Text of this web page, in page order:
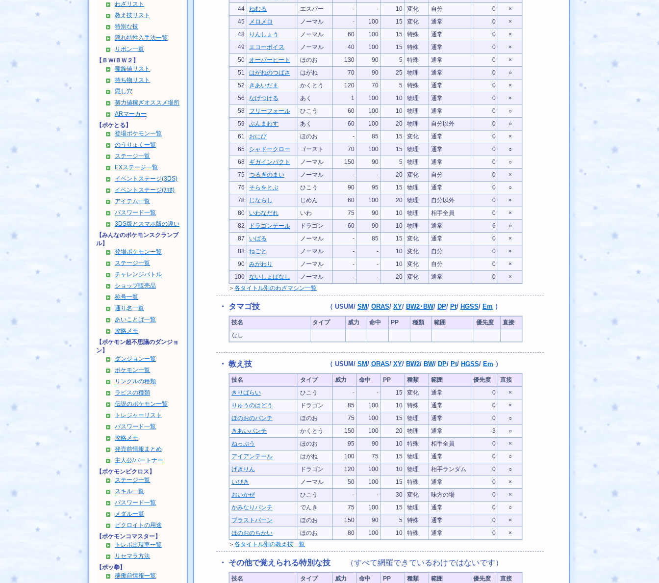
わざリスト
教え技リスト
特別な技
隠れ特性入手法一覧
リボン一覧
【ＢＷ/ＢＷ２】
種族値リスト
持ち物リスト
隠し穴
努力値稼ぎオススメ場所
ARマーカー
【ポケとる】
登場ポケモン一覧
のうりょく一覧
ステージ一覧
EXステージ一覧
イベントステージ(3DS)
イベントステージ(ｽﾏﾎ)
アイテム一覧
パスワード一覧
3DS版とスマホ版の違い
【みんなのポケモンスクランブ
ル】
登場ポケモン一覧
ステージ一覧
チャレンジバトル
ショップ販売品
称号一覧
通り名一覧
あいことば一覧
攻略メモ
【ポケモン超不思議のダンジョ
ン】
ダンジョン一覧
ポケモン一覧
リングルの種類
ラピスの種類
伝説のポケモン一覧
トレジャーリスト
パスワード一覧
攻略メモ
発売前情報まとめ
主人公/パートナー
【ポケモンピクロス】
ステージ一覧
スキル一覧
パスワード一覧
メダル一覧
ピクロイトの用途
【ポケモンコマスター】
トレボ出現率一覧
リセマラ方法
【ポッ拳】
稼働前情報一覧
44
ねむる エスパー - - 10 変化 自分 0
×
45
メロメロ ノーマル - 100 15 変化 通常 0
×
48
りんしょう ノーマル 60 100 15 特殊 通常 0
×
49
エコーボイス ノーマル 40 100 15 特殊 通常 0
×
50
オーバーヒート ほのお 130 90 5 特殊 通常 0
×
51
はがねのつばさ はがね 70 90 25 物理 通常 0
○
52
きあいだま かくとう 120 70 5 特殊 通常 0
×
56
なげつける あく 1 100 10 物理 通常 0
×
58
フリーフォール ひこう 60 100 10 物理 通常 0
○
59
ぶんまわす あく 60 100 20 物理 自分以外 0
○
61
おにび ほのお - 85 15 変化 通常 0
×
65
シャドークロー ゴースト 70 100 15 物理 通常 0
○
68
ギガインパクト ノーマル 150 90 5 物理 通常 0
○
75
つるぎのまい ノーマル - - 20 変化 自分 0
×
76
そらをとぶ ひこう 90 95 15 物理 通常 0
○
78
じならし じめん 60 100 20 物理 自分以外 0
×
80
いわなだれ いわ 75 90 10 物理 相手全員 0
×
82
ドラゴンテール ドラゴン 60 90 10 物理 通常 -6
○
87
いばる ノーマル - 85 15 変化 通常 0
×
88
ねごと ノーマル - - 10 変化 自分 0
×
90
みがわり ノーマル - - 10 変化 自分 0
×
100
ないしょばなし ノーマル - - 20 変化 通常 0
×
＞ 各タイトル別のわざマシン一覧
・ タマゴ技 （ USUM/ SM/ ORAS/ XY/ BW2･BW/ DP/ Pt/ HGSS/ Em ）
技名 タイプ 威力 命中 PP 種類 範囲 優先度
直接
なし
・ 教え技 （ USUM/ SM/ ORAS/ XY/ BW2/ BW/ DP/ Pt/ HGSS/ Em ）
技名 タイプ 威力 命中 PP 種類 範囲 優先度
直接
きりばらい
ひこう - - 15 変化 通常 0
×
りゅうのはどう
ドラゴン 85 100 10 特殊 通常 0
×
ほのおのパンチ
ほのお 75 100 15 物理 通常 0
○
きあいパンチ
かくとう 150 100 20 物理 通常 -3
○
ねっぷう
ほのお 95 90 10 特殊 相手全員 0
×
アイアンテール
はがね 100 75 15 物理 通常 0
○
げきりん
ドラゴン 120 100 10 物理 相手ランダム 0
○
いびき
ノーマル 50 100 15 特殊 通常 0
×
おいかぜ
ひこう - - 30 変化 味方の場 0
×
かみなりパンチ
でんき 75 100 15 物理 通常 0
○
ブラストバーン
ほのお 150 90 5 特殊 通常 0
×
ほのおのちかい
ほのお 80 100 10 特殊 通常 0
×
＞ 各タイトル別の教え技一覧
・ その他で覚えられる特別な技 （すべて網羅できているわけではないです）
技名 タイプ 威力 命中 PP 種類 範囲 優先度 直接